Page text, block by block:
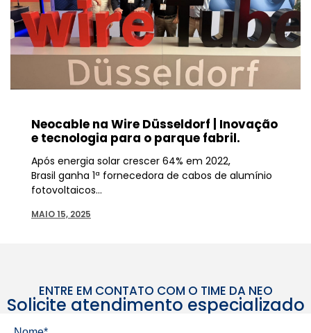
Neocable na Wire Düsseldorf | Inovação
e tecnologia para o parque fabril.
Após energia solar crescer 64% em 2022,
Brasil ganha 1ª fornecedora de cabos de alumínio
fotovoltaicos…
MAIO 15, 2025
ENTRE EM CONTATO COM O TIME DA NEO
Solicite atendimento especializado